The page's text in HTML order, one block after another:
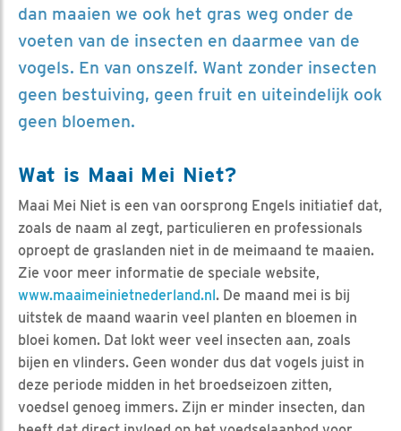
dan maaien we ook het gras weg onder de
voeten van de insecten en daarmee van de
vogels. En van onszelf. Want zonder insecten
geen bestuiving, geen fruit en uiteindelijk ook
geen bloemen.
Wat is Maai Mei Niet?
Maai Mei Niet is een van oorsprong Engels initiatief dat,
zoals de naam al zegt, particulieren en professionals
oproept de graslanden niet in de meimaand te maaien.
Zie voor meer informatie de speciale website,
www.maaimeinietnederland.nl. De maand mei is bij
uitstek de maand waarin veel planten en bloemen in
bloei komen. Dat lokt weer veel insecten aan, zoals
bijen en vlinders. Geen wonder dus dat vogels juist in
deze periode midden in het broedseizoen zitten,
voedsel genoeg immers. Zijn er minder insecten, dan